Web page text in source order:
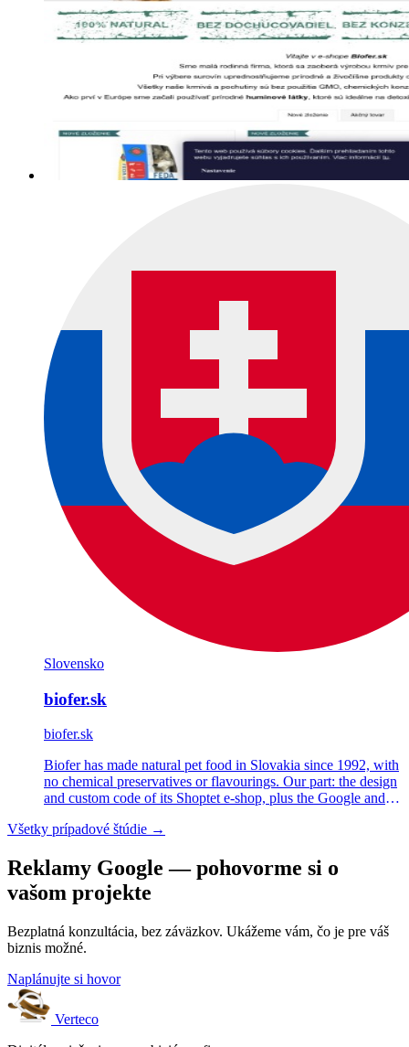
Slovensko
biofer.sk
biofer.sk
Biofer has made natural pet food in Slovakia since 1992, with
no chemical preservatives or flavourings. Our part: the design
and custom code of its Shoptet e-shop, plus the Google and
Všetky prípadové štúdie →
Reklamy Google — pohovorme si o
vašom projekte
Bezplatná konzultácia, bez záväzkov. Ukážeme vám, čo je pre váš
biznis možné.
Naplánujte si hovor
Verteco